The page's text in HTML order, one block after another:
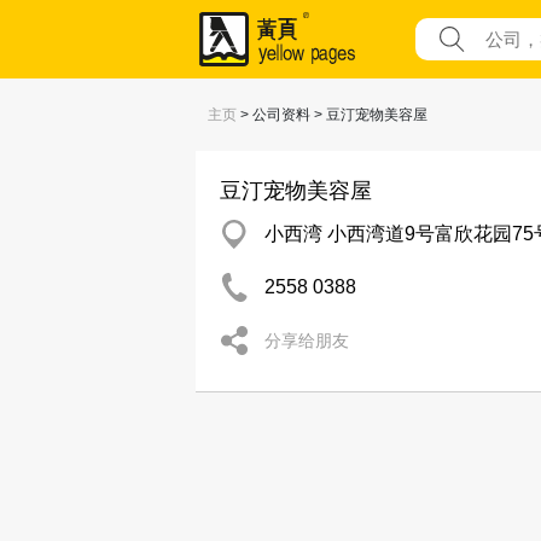
主页 > 公司资料 > 豆汀宠物美容屋
豆汀宠物美容屋
小西湾 小西湾道9号富欣花园75
2558 0388
分享给朋友